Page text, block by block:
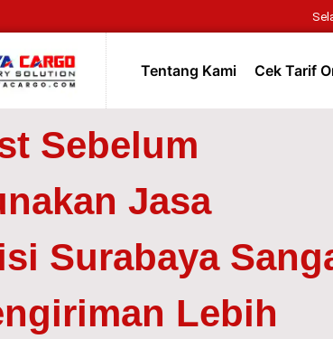
Tentang Kami Cek Tarif
Sebelum
Jasa
Surabaya
Lebih